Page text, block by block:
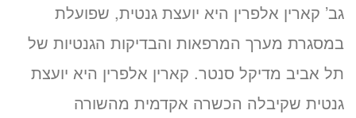
גב’ קארין אלפרין היא יועצת גנטית, שפועלת
במסגרת מערך המרפאות והבדיקות הגנטיות של
תל אביב מדיקל סנטר. קארין אלפרין היא יועצת
גנטית שקיבלה הכשרה אקדמית מהשורה